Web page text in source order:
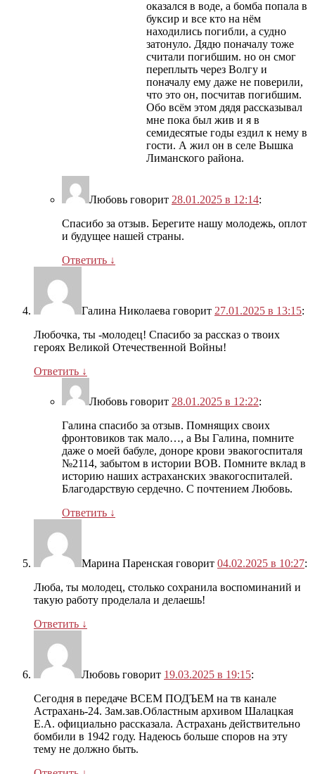
оказался в воде, а бомба попала в
буксир и все кто на нём
находились погибли, а судно
затонуло. Дядю поначалу тоже
считали погибшим. но он смог
переплыть через Волгу и
поначалу ему даже не поверили,
что это он, посчитав погибшим.
Обо всём этом дядя рассказывал
мне пока был жив и я в
семидесятые годы ездил к нему в
гости. А жил он в селе Вышка
Лиманского района.
Любовь говорит 28.01.2025 в 12:14:
Спасибо за отзыв. Берегите нашу молодежь, оплот
и будущее нашей страны.
Ответить ↓
Галина Николаева говорит 27.01.2025 в 13:15:
Любочка, ты -молодец! Спасибо за рассказ о твоих
героях Великой Отечественной Войны!
Ответить ↓
Любовь говорит 28.01.2025 в 12:22:
Галина спасибо за отзыв. Помнящих своих
фронтовиков так мало…, а Вы Галина, помните
даже о моей бабуле, доноре крови эвакогоспиталя
№2114, забытом в истории ВОВ. Помните вклад в
историю наших астраханских эвакогоспиталей.
Благодарствую сердечно. С почтением Любовь.
Ответить ↓
Марина Паренская говорит 04.02.2025 в 10:27:
Люба, ты молодец, столько сохранила воспоминаний и
такую работу проделала и делаешь!
Ответить ↓
Любовь говорит 19.03.2025 в 19:15:
Сегодня в передаче ВСЕМ ПОДЪЕМ на тв канале
Астрахань-24. Зам.зав.Областным архивом Шалацкая
Е.А. официально рассказала. Астрахань действительно
бомбили в 1942 году. Надеюсь больше споров на эту
тему не должно быть.